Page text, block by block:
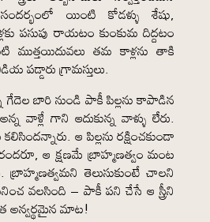
యింటి కోడళ్ళు శేషు,
పసుపు రాయటం కుంకుమ దిద్దటం
తమ కాళ్లను తాకి
పడ్డారు గ్రామస్తులు.
గేదెల బారి నుండి పాకీ పిల్లను కాపాడిన
వాళ్లే గాని ఆదుకున్న వాళ్ళు లేరు.
ఆ పిల్లను రక్షించకుండా
ఆ క్షణమే బ్రాహ్మణత్వం మంట
బ్రాహ్మణత్వమని తెలుసుకుంటే చాలని
వలసింది – పాకీ పని చేసే ఆ స్త్రీని
అన్వర్థమైన మాట!